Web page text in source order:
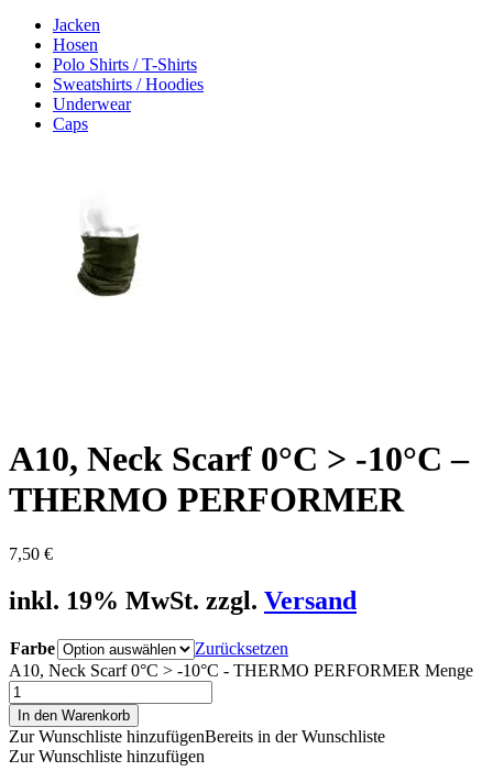
Jacken
Hosen
Polo Shirts / T-Shirts
Sweatshirts / Hoodies
Underwear
Caps
A10, Neck Scarf 0°C > -10°C –
THERMO PERFORMER
7,50 €
inkl. 19% MwSt. zzgl. Versand
Farbe
Zurücksetzen
A10, Neck Scarf 0°C > -10°C - THERMO PERFORMER Menge
In den Warenkorb
Zur Wunschliste hinzufügenBereits in der Wunschliste
Zur Wunschliste hinzufügen